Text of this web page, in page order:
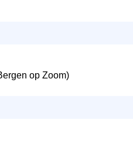
op Zoom)